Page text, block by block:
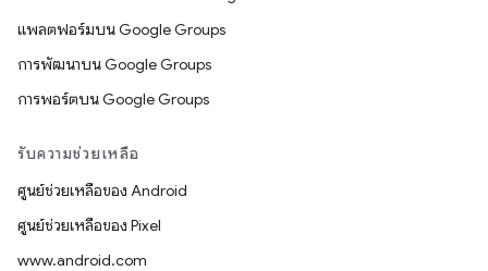
แพลตฟอร์มบน Google Groups
การพัฒนาบน Google Groups
การพอร์ตบน Google Groups
รับความช่วยเหลือ
ศูนย์ช่วยเหลือของ Android
ศูนย์ช่วยเหลือของ Pixel
www.android.com